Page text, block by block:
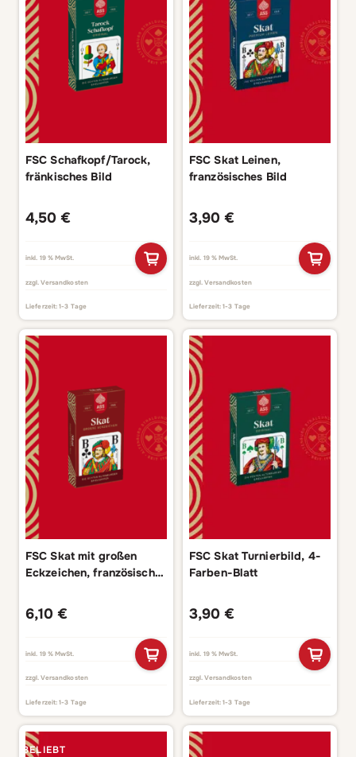
FSC Schafkopf/Tarock,
fränkisches Bild
4,50 €
inkl. 19 % MwSt.
zzgl. Versandkosten
Lieferzeit:1-3 Tage
FSC Skat Leinen,
französisches Bild
3,90 €
inkl. 19 % MwSt.
zzgl. Versandkosten
Lieferzeit:1-3 Tage
FSC Skat mit großen
Eckzeichen, französisches
6,10 €
inkl. 19 % MwSt.
zzgl. Versandkosten
Lieferzeit:1-3 Tage
FSC Skat Turnierbild, 4-
Farben-Blatt
3,90 €
inkl. 19 % MwSt.
zzgl. Versandkosten
Lieferzeit:1-3 Tage
BELIEBT